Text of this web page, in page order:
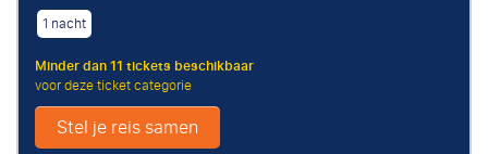
1 nacht
Minder dan 11 tickets beschikbaar
voor deze ticket categorie
Stel je reis samen